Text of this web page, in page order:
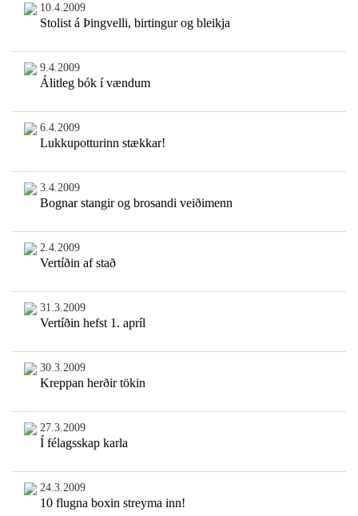
10.4.2009
Stolist á Þingvelli, birtingur og bleikja
9.4.2009
Álitleg bók í vændum
6.4.2009
Lukkupotturinn stækkar!
3.4.2009
Bognar stangir og brosandi veiðimenn
2.4.2009
Vertíðin af stað
31.3.2009
Vertíðin hefst 1. apríl
30.3.2009
Kreppan herðir tökin
27.3.2009
Í félagsskap karla
24.3.2009
10 flugna boxin streyma inn!